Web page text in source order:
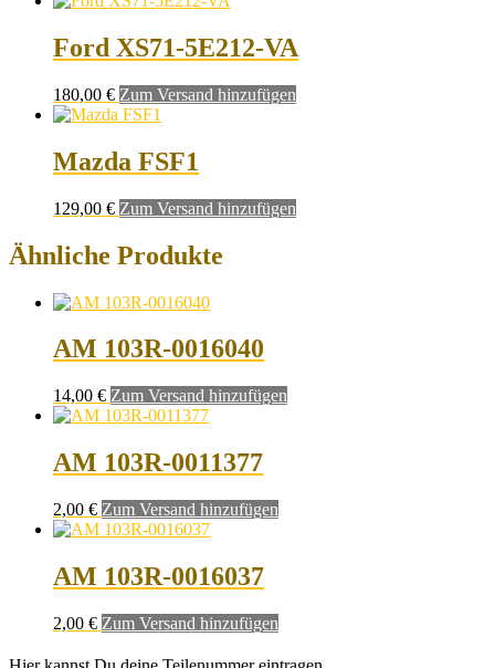
Ford XS71-5E212-VA
180,00 € Zum Versand hinzufügen
Mazda FSF1
129,00 € Zum Versand hinzufügen
Ähnliche Produkte
AM 103R-0016040
14,00 € Zum Versand hinzufügen
AM 103R-0011377
2,00 € Zum Versand hinzufügen
AM 103R-0016037
2,00 € Zum Versand hinzufügen